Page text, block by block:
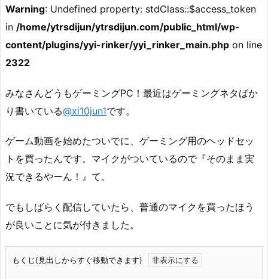
Warning: Undefined property: stdClass::$access_token
in /home/ytrsdijun/ytrsdijun.com/public_html/wp-
content/plugins/yyi-rinker/yyi_rinker_main.php on line
2322
みなさんどうもゲーミングPC！最近はゲーミングネタばか
り書いている@xi10jun1です。
ゲーム動画を始めたついでに、ゲーミング用のヘッドセッ
トを買ったんです。マイクがついているので『そのまま実
況できるやーん！』て。
でもしばらく配信していたら、普通のマイクを買ったほう
が良いことに気が付きました。
もくじ(見出しからすぐ移動できます)